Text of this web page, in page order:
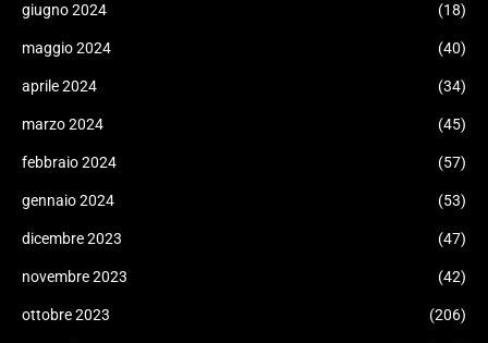
giugno 2024 (18)
maggio 2024 (40)
aprile 2024 (34)
marzo 2024 (45)
febbraio 2024 (57)
gennaio 2024 (53)
dicembre 2023 (47)
novembre 2023 (42)
ottobre 2023 (206)